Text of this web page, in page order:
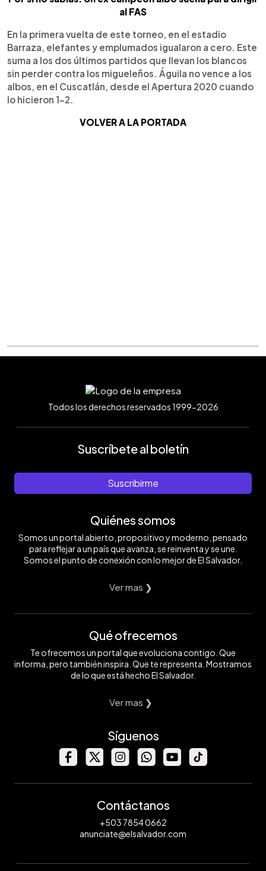
al FAS
En la primera vuelta de este torneo, en el estadio
Barraza, elefantes y emplumados igualaron a cero. Este
suma a los dos últimos partidos que llevan los blancos
sin perder contra los migueleños. Águila no vence a los
albos, en el Cuscatlán, desde el Apertura 2020 cuando
lo hicieron 1-2.
VOLVER A LA PORTADA
Todos los derechos reservados 1999-2026
Suscríbete al boletín
Suscribirme
Quiénes somos
Somos un portal abierto, propositivo y moderno, pensado
para reflejar a un país que avanza, se reinventa y se une.
Somos el punto de conexión con lo mejor de El Salvador.
Ver mas ❯
Qué ofrecemos
Te ofrecemos un portal que evoluciona contigo. Que
informa, pero también inspira. Que te representa. Mostramos
de lo que está hecho El Salvador.
Ver mas ❯
Síguenos
Contáctanos
+503 7854 0662
anunciate@elsalvador.com